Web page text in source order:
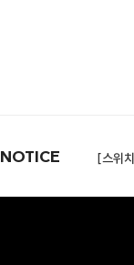
NOTICE [스위
리셋몰